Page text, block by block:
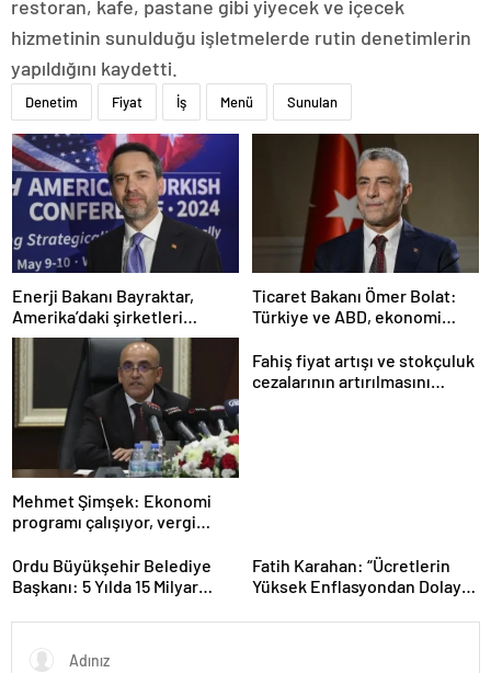
restoran, kafe, pastane gibi yiyecek ve içecek
hizmetinin sunulduğu işletmelerde rutin denetimlerin
yapıldığını kaydetti.
Denetim Fiyat İş Menü Sunulan
Enerji Bakanı Bayraktar,
Amerika’daki şirketleri
Türkiye’de yatırım yapmaya
Ticaret Bakanı Ömer Bolat:
Türkiye ve ABD, ekonomi
konusunda kararlı
Mehmet Şimşek: Ekonomi
programı çalışıyor, vergi
Fahiş fiyat artışı ve stokçuluk
cezalarının artırılmasını
Ordu Büyükşehir Belediye
Başkanı: 5 Yılda 15 Milyar
Fatih Karahan: “Ücretlerin
Yüksek Enflasyondan Dolayı
Enflasyonu Düşürürsek Kalıcı